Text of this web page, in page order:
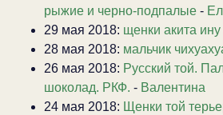
рыжие и черно-подпалые -
29 мая 2018: щенки акита ину
28 мая 2018: мальчик
26 мая 2018: Русский той.
шоколад. РКФ. - Валентина
24 мая 2018: Щенки той